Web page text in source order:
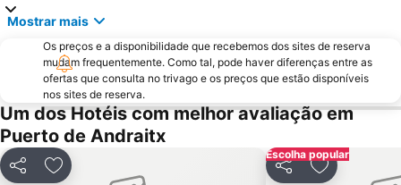
Centro Comercial Porto Pi
Aqualand
San Sebastián
Cala Pi' de Llucmajor
Portals Vells
Club Marítim San Antonio de la Playa
Sant Jordi
Catedral de Sa Seu
Centre
Palma Aquarium
Mega Park
Mostrar mais
Os preços e a disponibilidade que recebemos dos sites de reserva
mudam frequentemente. Como tal, pode haver diferenças entre as
ofertas que consulta no trivago e os preços que estão disponíveis
nos sites de reserva.
Um dos Hotéis com melhor avaliação em
Puerto de Andraitx
PartilharAdicionar aos favoritos
Escolha popular
PartilharAdicionar